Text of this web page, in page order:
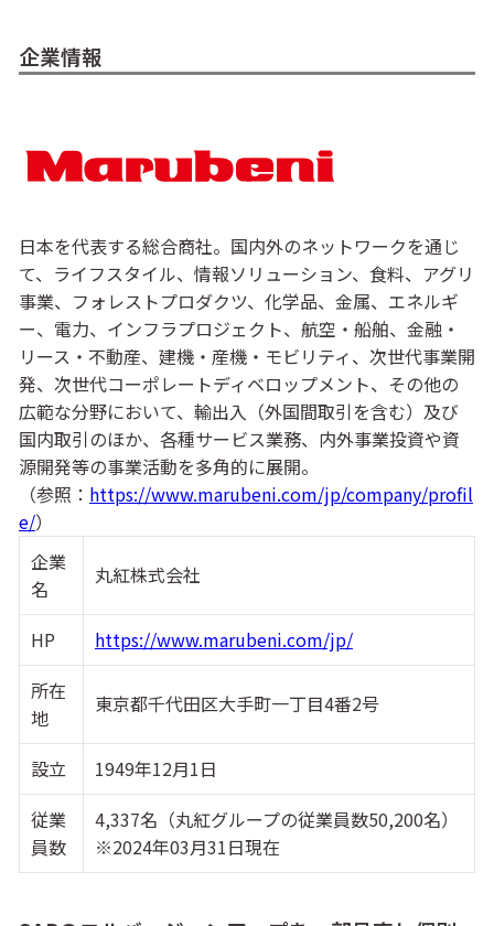
企業情報
日本を代表する総合商社。国内外のネットワークを通じ
て、ライフスタイル、情報ソリューション、食料、アグリ
事業、フォレストプロダクツ、化学品、金属、エネルギ
ー、電力、インフラプロジェクト、航空・船舶、金融・
リース・不動産、建機・産機・モビリティ、次世代事業開
発、次世代コーポレートディベロップメント、その他の
広範な分野において、輸出入（外国間取引を含む）及び
国内取引のほか、各種サービス業務、内外事業投資や資
源開発等の事業活動を多角的に展開。
（参照： https://www.marubeni.com/jp/company/profil
e/）
企業
名
丸紅株式会社
HP
https://www.marubeni.com/jp/
所在
地
東京都千代田区大手町一丁目4番2号
設立
1949年12月1日
従業
員数
4,337名（丸紅グループの従業員数50,200名）
※2024年03月31日現在